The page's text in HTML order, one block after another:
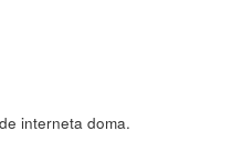
interneta doma.